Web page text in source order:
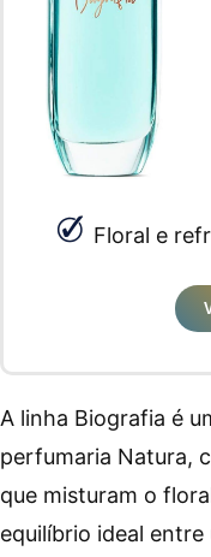
Floral e
A linha Biografia é
perfumaria Natura,
que misturam o
equilíbrio ideal